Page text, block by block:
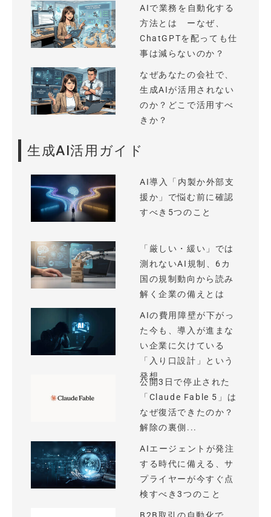
AIで業務を自動化する
方法とは ーなぜ、
ChatGPTを配っても仕
事は減らないのか？
なぜあなたの会社で、
生成AIが活用されない
のか？どこで活用すべ
きか？
生成AI活用ガイド
AI導入「内製か外部支
援か」で悩む前に確認
すべき5つのこと
「厳しい・緩い」では
測れないAI規制、6カ
国の規制動向から読み
解く企業の備えとは
AIの費用障壁が下がっ
た今も、導入が進まな
い企業に欠けている
「入り口設計」という
発想
公開3日で停止された
「Claude Fable 5」は
なぜ復活できたのか？
解除の裏側...
AIエージェントが発注
する時代に備える、サ
プライヤーが今すぐ点
検すべき3つのこと